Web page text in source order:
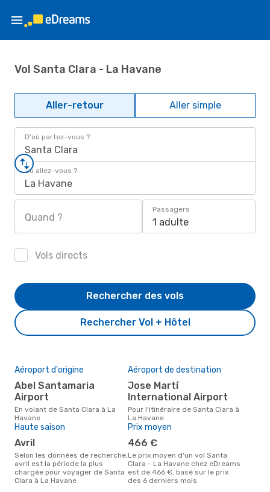
Vol Santa Clara - La Havane
Aller-retour Aller simple
D'où partez-vous ?
Santa Clara
Où allez-vous ?
La Havane
Quand ?
Passagers
1 adulte
Vols directs
Rechercher Vol + Hôtel
Rechercher des vols
Aéroport d'origine
Abel Santamaria
Airport
En volant de Santa Clara à La
Havane
Aéroport de destination
Jose Martí
International Airport
Pour l'itinéraire de Santa Clara à
La Havane
Haute saison
avril
Selon les données de recherche,
avril est la période la plus
chargée pour voyager de Santa
Clara à La Havane
Prix moyen
466 €
Le prix moyen d'un vol Santa
Clara - La Havane chez eDreams
est de 466 €, basé sur le prix
des 6 derniers mois